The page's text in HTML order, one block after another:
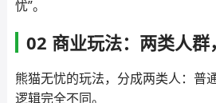
忧”。
02 商业玩法：两类人群
熊猫无忧的玩法，分成两类人：普
逻辑完全不同。